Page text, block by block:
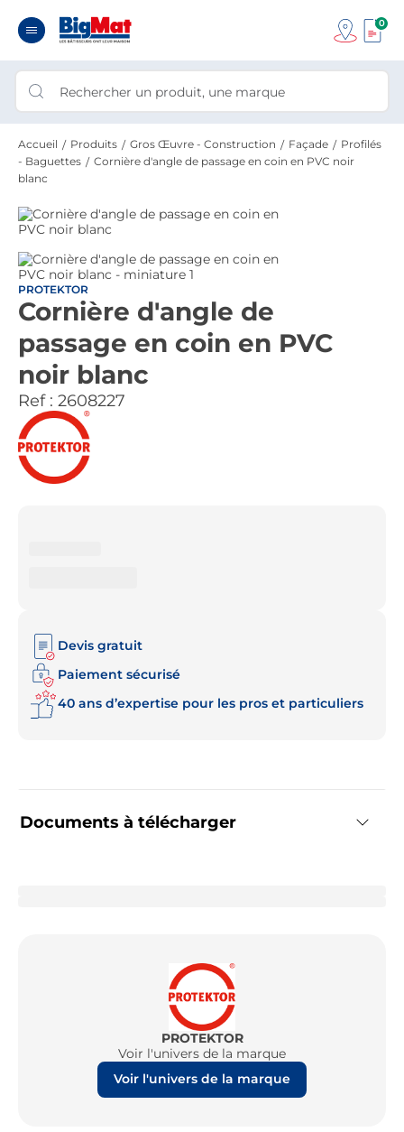
0
Accueil Produits Gros Œuvre - Construction Façade
Profilés
- Baguettes
Cornière d'angle de passage en coin en PVC noir
blanc
PROTEKTOR
Cornière d'angle de
passage en coin en PVC
noir blanc
Ref : 2608227
Documents à télécharger
Devis gratuit
Paiement sécurisé
40 ans d’expertise pour les pros et particuliers
PROTEKTOR
Voir l'univers de la marque
Voir l'univers de la marque